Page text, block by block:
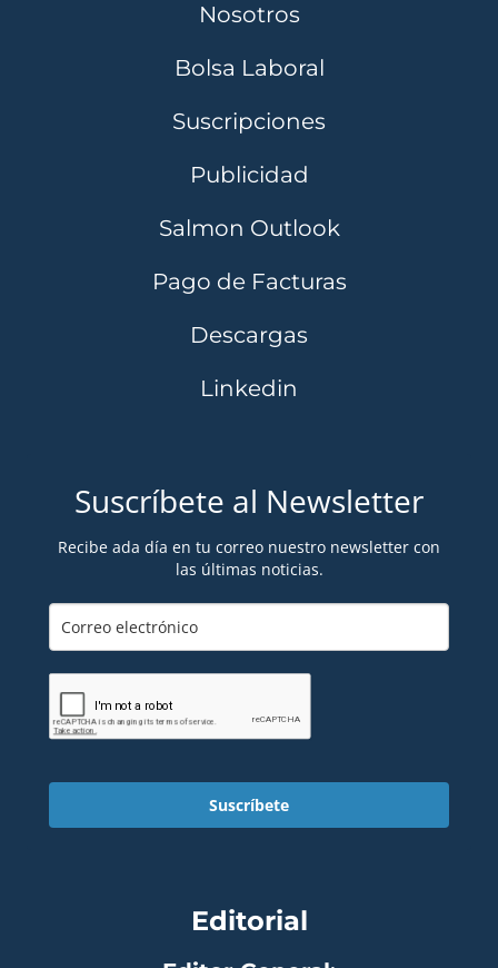
Nosotros
Bolsa Laboral
Suscripciones
Publicidad
Salmon Outlook
Pago de Facturas
Descargas
Linkedin
Suscríbete al Newsletter
Recibe ada día en tu correo nuestro newsletter con
las últimas noticias.
Suscríbete
Editorial